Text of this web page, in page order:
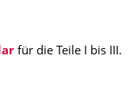
für die Teile I bis III.